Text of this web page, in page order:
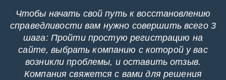
Чтобы начать свой путь к восстановлению
справедливости вам нужно совершить всего 3
шага: Пройти простую регистрацию на
сайте, выбрать компанию с которой у вас
возникли проблемы, и оставить отзыв.
Компания свяжется с вами для решения